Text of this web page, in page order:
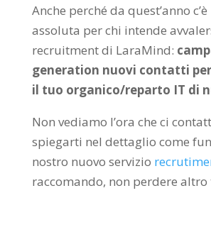
Anche perché da quest’anno
assoluta per chi intende
recruitment di LaraMind:
generation nuovi contatti
il tuo organico/reparto IT di
Non vediamo l’ora che ci
spiegarti nel dettaglio come
nostro nuovo servizio
raccomando, non perdere altro